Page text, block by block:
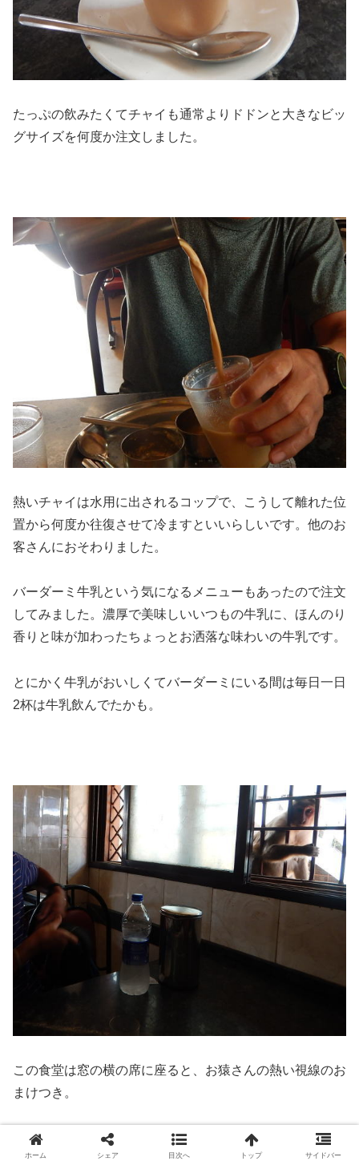
たっぷの飲みたくてチャイも通常よりドドンと大きなビッ
グサイズを何度か注文しました。
熱いチャイは水用に出されるコップで、こうして離れた位
置から何度か往復させて冷ますといいらしいです。他のお
客さんにおそわりました。
バーダーミ牛乳という気になるメニューもあったので注文
してみました。濃厚で美味しいいつもの牛乳に、ほんのり
香りと味が加わったちょっとお洒落な味わいの牛乳です。
とにかく牛乳がおいしくてバーダーミにいる間は毎日一日
2杯は牛乳飲んでたかも。
この食堂は窓の横の席に座ると、お猿さんの熱い視線のお
まけつき。
ホーム シェア 目次へ トップ サイドバー